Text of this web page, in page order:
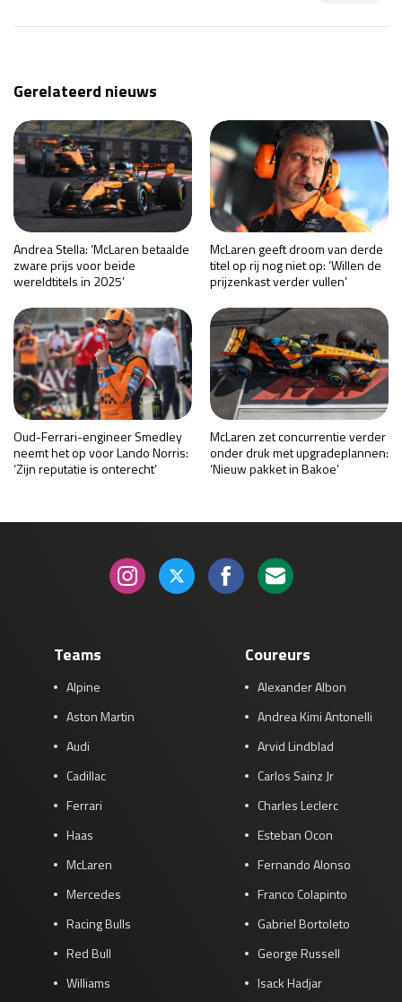
Gerelateerd nieuws
Andrea Stella: ‘McLaren betaalde
zware prijs voor beide
wereldtitels in 2025’
McLaren geeft droom van derde
titel op rij nog niet op: ‘Willen de
prijzenkast verder vullen’
Oud-Ferrari-engineer Smedley
neemt het op voor Lando Norris:
‘Zijn reputatie is onterecht’
McLaren zet concurrentie verder
onder druk met upgradeplannen:
‘Nieuw pakket in Bakoe’
Teams
Alpine
Aston Martin
Audi
Cadillac
Ferrari
Haas
McLaren
Mercedes
Racing Bulls
Red Bull
Williams
Coureurs
Alexander Albon
Andrea Kimi Antonelli
Arvid Lindblad
Carlos Sainz Jr
Charles Leclerc
Esteban Ocon
Fernando Alonso
Franco Colapinto
Gabriel Bortoleto
George Russell
Isack Hadjar